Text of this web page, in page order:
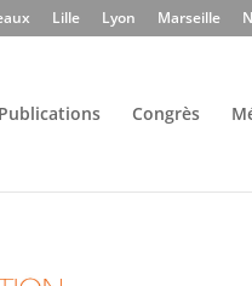
Lille Lyon Marseille
Publications Congrès